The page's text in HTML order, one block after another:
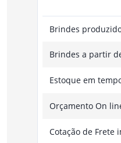
Brindes
Brindes a partir
Estoque em
Orçamento On
Cotação de Frete